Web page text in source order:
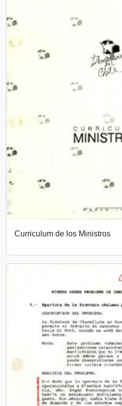
Curriculum de los Ministros